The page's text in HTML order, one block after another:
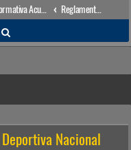
Reglamentos Nacionales
u
a
r
Nacional